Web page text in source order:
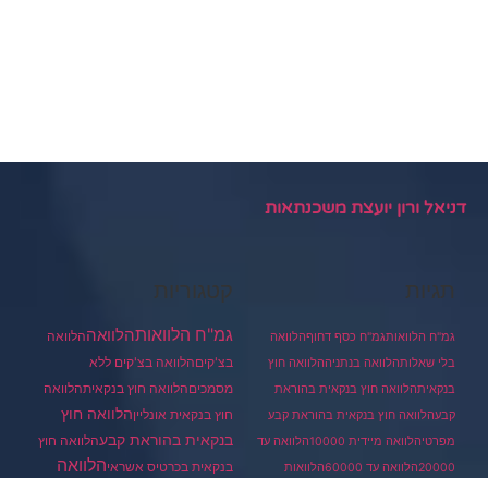
דניאל ורון יועצת משכנתאות
תגיות
גמ"ח הלוואותגמ"ח כסף דחוףהלוואה
בלי שאלותהלוואה בנתניההלוואה חוץ
בנקאיתהלוואה חוץ בנקאית בהוראת
קבעהלוואה חוץ בנקאית בהוראת קבע
מפרטיהלוואה מיידית 10000
הלוואה עד
20000הלוואה עד 60000
הלוואות
קטגוריות
גמ"ח הלוואותהלוואההלוואה
בצ'קיםהלוואה בצ'קים ללא
מסמכיםהלוואה חוץ בנקאיתהלוואה
חוץ בנקאית אונלייןהלוואה חוץ
בנקאית בהוראת קבעהלוואה חוץ
בנקאית בכרטיס אשראיהלוואה